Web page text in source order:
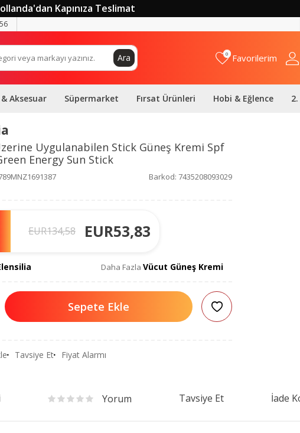
Kapınıza Teslimat
Ara 0 Favorilerim
Aksesuar Süpermarket Fırsat Ürünleri Hobi & Eğlence
Uygulanabilen Stick Güneş Kremi Spf
Energy Sun Stick
Barkod: 7435208093029
EUR134,58 EUR53,83
Daha Fazla Vücut Güneş Kremi
Sepete Ekle
Tavsiye Et Fiyat Alarmı
Yorum Tavsiye Et İade